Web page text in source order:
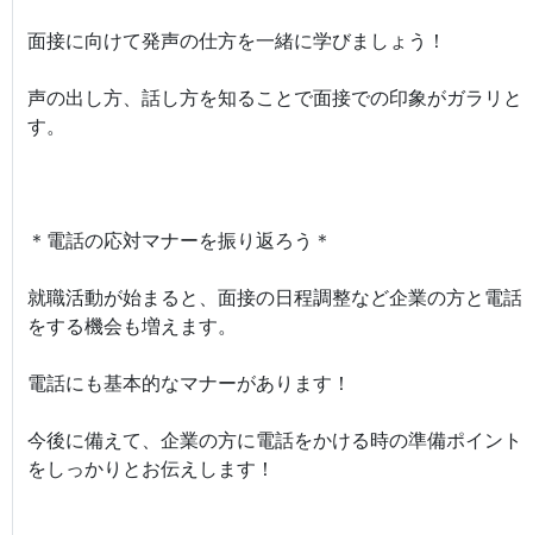
面接に向けて発声の仕方を一緒に学びましょう！
声の出し方、話し方を知ることで面接での印象がガラリと
す。
＊電話の応対マナーを振り返ろう＊
就職活動が始まると、面接の日程調整など企業の方と電話
をする機会も増えます。
電話にも基本的なマナーがあります！
今後に備えて、企業の方に電話をかける時の準備ポイント
をしっかりとお伝えします！